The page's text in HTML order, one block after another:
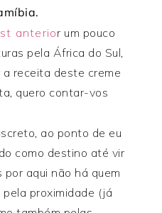
anterior um pouco
pela África do Sul,
receita deste creme
quero contar-vos
ao ponto de eu
como destino até vir
por aqui não há quem
proximidade (já